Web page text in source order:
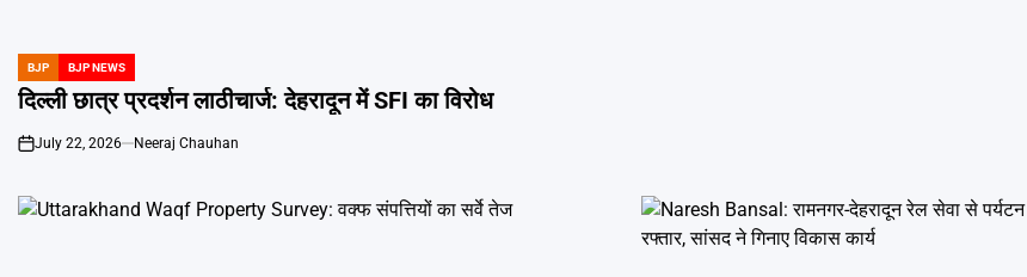
POSTED
IN
BJP BJP NEWS
दिल्ली छात्र प्रदर्शन लाठीचार्ज: देहरादून में SFI का विरोध
on
July 22, 2026 Neeraj Chauhan